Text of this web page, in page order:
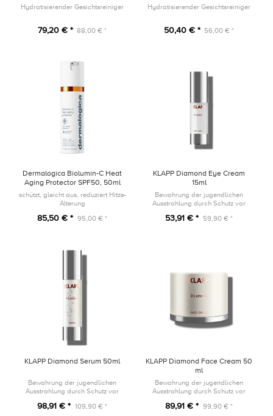
Hydratisierender Gesichtsreiniger
79,20 € * 88,00 € *
Hydratisierender Gesichtsreiniger
50,40 € * 56,00 € *
Dermalogica Biolumin-C Heat
Aging Protector SPF50, 50ml
schützt, gleicht aus, reduziert Hitze-
Alterung
85,50 € * 95,00 € *
KLAPP Diamond Eye Cream
15ml
Bewahrung der jugendlichen
Ausstrahlung durch Schutz vor
53,91 € * 59,90 € *
KLAPP Diamond Serum 50ml
Bewahrung der jugendlichen
Ausstrahlung durch Schutz vor
98,91 € * 109,90 € *
KLAPP Diamond Face Cream 50
ml
Bewahrung der jugendlichen
Ausstrahlung durch Schutz vor
89,91 € * 99,90 € *